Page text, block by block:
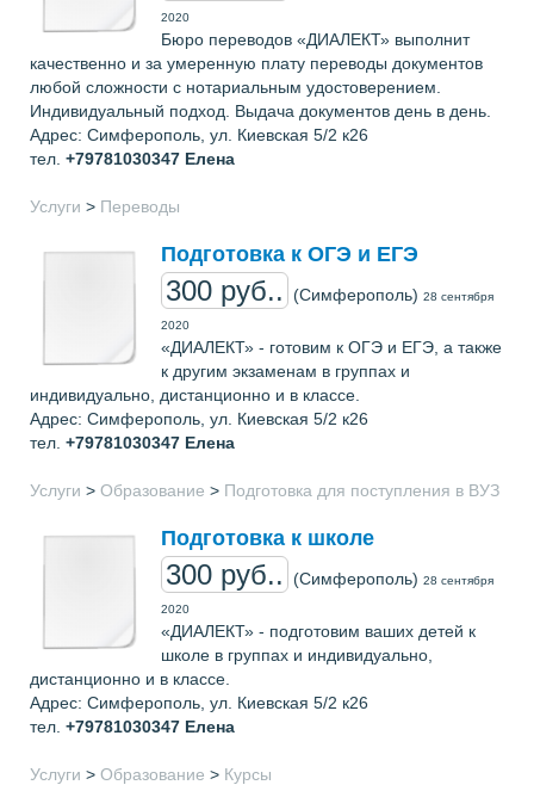
2020
Бюро переводов «ДИАЛЕКТ» выполнит
качественно и за умеренную плату переводы документов
любой сложности с нотариальным удостоверением.
Индивидуальный подход. Выдача документов день в день.
Адрес: Симферополь, ул. Киевская 5/2 к26
тел. +79781030347 Елена
Услуги > Переводы
Подготовка к ОГЭ и ЕГЭ
300 руб.. (Симферополь) 28 сентября
2020
«ДИАЛЕКТ» - готовим к ОГЭ и ЕГЭ, а также
к другим экзаменам в группах и
индивидуально, дистанционно и в классе.
Адрес: Симферополь, ул. Киевская 5/2 к26
тел. +79781030347 Елена
Услуги > Образование > Подготовка для поступления в ВУЗ
Подготовка к школе
300 руб.. (Симферополь) 28 сентября
2020
«ДИАЛЕКТ» - подготовим ваших детей к
школе в группах и индивидуально,
дистанционно и в классе.
Адрес: Симферополь, ул. Киевская 5/2 к26
тел. +79781030347 Елена
Услуги > Образование > Курсы